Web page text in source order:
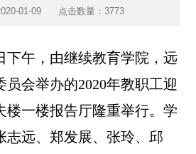
01-09 点击数量： 3773
下午 ，由继续教育学院，远
员会举办的2020年教职工迎
楼一楼报告厅隆重举行。学
志远、郑发展、张玲、邱